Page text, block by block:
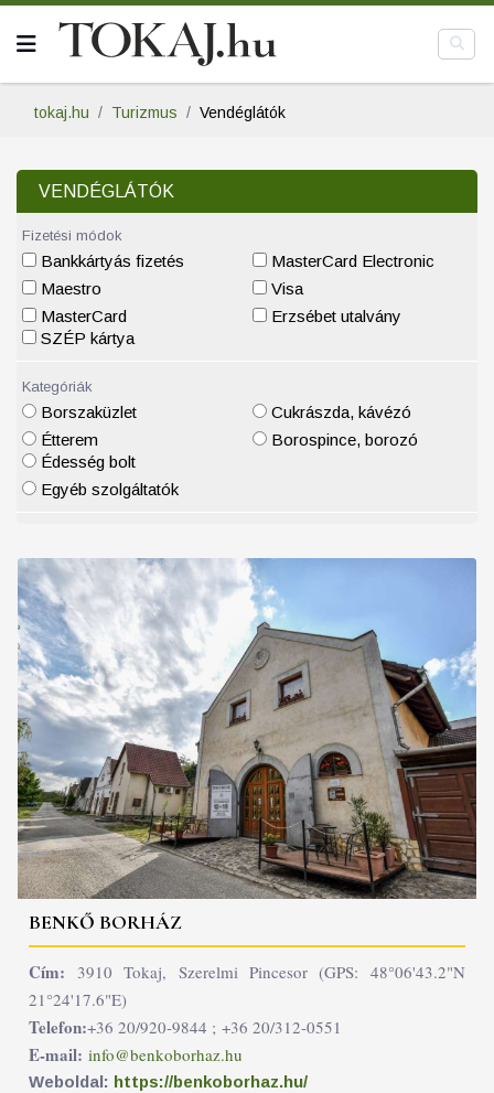
tokaj.hu Turizmus Vendéglátók
VENDÉGLÁTÓK
Fizetési módok
Bankkártyás fizetés
Maestro
MasterCard
MasterCard Electronic
Visa
Erzsébet utalvány
SZÉP kártya
Kategóriák
Borszaküzlet
Étterem
Cukrászda, kávézó
Borospince, borozó
Édesség bolt
Egyéb szolgáltatók
BENKŐ BORHÁZ
Cím: 3910 Tokaj, Szerelmi Pincesor (GPS: 48°06'43.2"N
21°24'17.6"E)
Telefon:+36 20/920-9844 ; +36 20/312-0551
E-mail: info@benkoborhaz.hu
Weboldal: https://benkoborhaz.hu/